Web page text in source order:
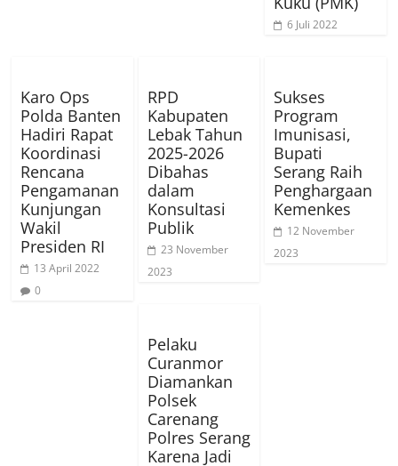
6 Juli 2022
Karo Ops
Polda Banten
Hadiri Rapat
Koordinasi
Rencana
Pengamanan
Kunjungan
Wakil
Presiden RI
13 April 2022
0
RPD
Kabupaten
Lebak Tahun
2025-2026
Dibahas
dalam
Konsultasi
Publik
23 November
2023
Sukses
Program
Imunisasi,
Bupati
Serang Raih
Penghargaan
Kemenkes
12 November
2023
Pelaku
Curanmor
Diamankan
Polsek
Carenang
Polres Serang
Karena Jadi